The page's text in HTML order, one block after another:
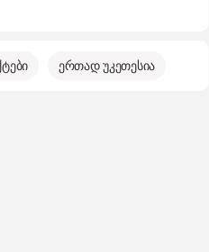
ერთად უკეთესია